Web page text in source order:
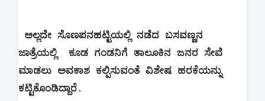
ಅಲ್ಲದೇ ಸೊಣಪನಹಟ್ಟಿಯಲ್ಲಿ ನಡೆದ ಬಸವಣ್ಣನ
ಜಾತ್ರೆಯಲ್ಲಿ
ಕೂಡ ಗಂಡನಿಗೆ ತಾಲೂಕಿನ ಜನರ ಸೇವೆ
ಮಾಡಲು ಅವಕಾಶ ಕಲ್ಪಿಸುವಂತೆ ವಿಶೇಷ ಹರಕೆಯನ್ನು
ಕಟ್ಟಿಕೊಂಡಿದ್ದಾರೆ.